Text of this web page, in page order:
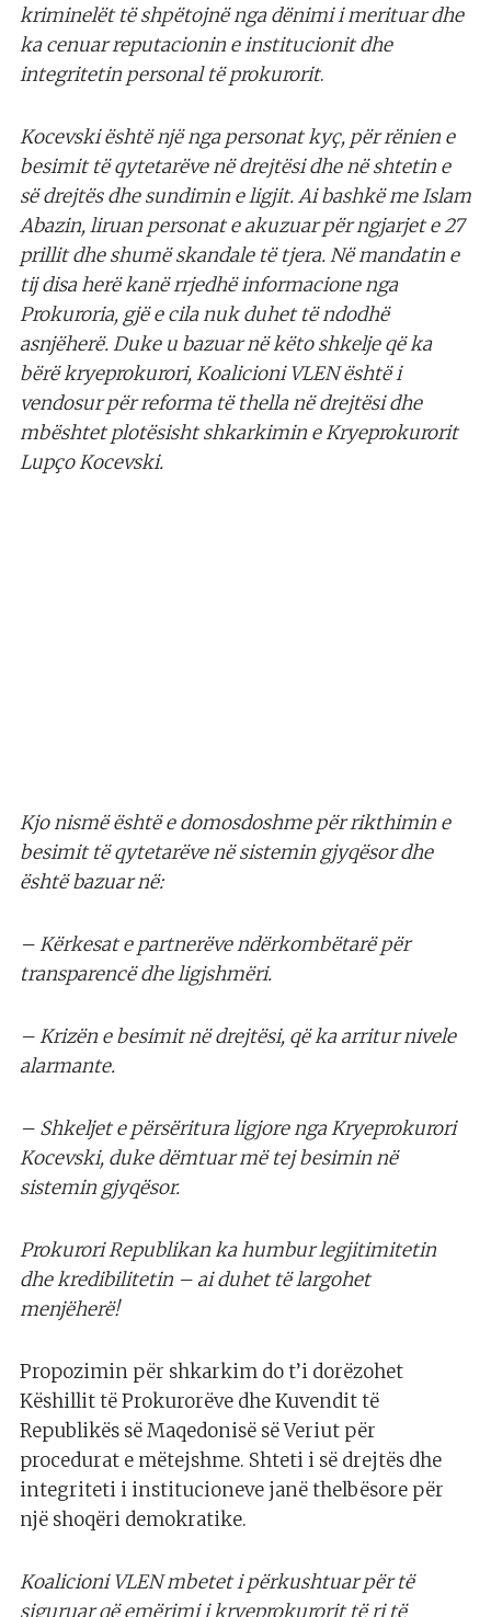
kriminelët të shpëtojnë nga dënimi i merituar dhe
ka cenuar reputacionin e institucionit dhe
integritetin personal të prokurorit.
Kocevski është një nga personat kyç, për rënien e
besimit të qytetarëve në drejtësi dhe në shtetin e
së drejtës dhe sundimin e ligjit. Ai bashkë me Islam
Abazin, liruan personat e akuzuar për ngjarjet e 27
prillit dhe shumë skandale të tjera. Në mandatin e
tij disa herë kanë rrjedhë informacione nga
Prokuroria, gjë e cila nuk duhet të ndodhë
asnjëherë. Duke u bazuar në këto shkelje që ka
bërë kryeprokurori, Koalicioni VLEN është i
vendosur për reforma të thella në drejtësi dhe
mbështet plotësisht shkarkimin e Kryeprokurorit
Lupço Kocevski.
Kjo nismë është e domosdoshme për rikthimin e
besimit të qytetarëve në sistemin gjyqësor dhe
është bazuar në:
– Kërkesat e partnerëve ndërkombëtarë për
transparencë dhe ligjshmëri.
– Krizën e besimit në drejtësi, që ka arritur nivele
alarmante.
– Shkeljet e përsëritura ligjore nga Kryeprokurori
Kocevski, duke dëmtuar më tej besimin në
sistemin gjyqësor.
Prokurori Republikan ka humbur legjitimitetin
dhe kredibilitetin – ai duhet të largohet
menjëherë!
Propozimin për shkarkim do t’i dorëzohet
Këshillit të Prokurorëve dhe Kuvendit të
Republikës së Maqedonisë së Veriut për
procedurat e mëtejshme. Shteti i së drejtës dhe
integriteti i institucioneve janë thelbësore për
një shoqëri demokratike.
Koalicioni VLEN mbetet i përkushtuar për të
siguruar që emërimi i kryeprokurorit të ri të